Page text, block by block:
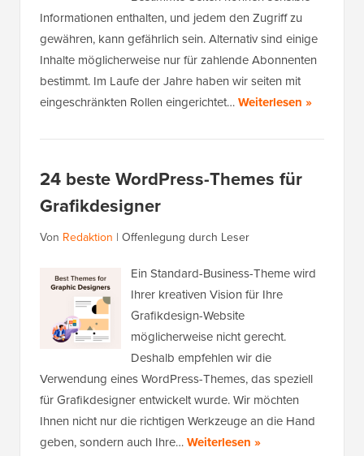
Informationen enthalten, und jedem den Zugriff zu
gewähren, kann gefährlich sein. Alternativ sind einige
Inhalte möglicherweise nur für zahlende Abonnenten
bestimmt. Im Laufe der Jahre haben wir seiten mit
eingeschränkten Rollen eingerichtet…Weiterlesen »
24 beste WordPress-Themes für
Grafikdesigner
Von Redaktion | Offenlegung durch Leser
Ein Standard-Business-Theme wird
Ihrer kreativen Vision für Ihre
Grafikdesign-Website
möglicherweise nicht gerecht.
Deshalb empfehlen wir die
Verwendung eines WordPress-Themes, das speziell
für Grafikdesigner entwickelt wurde. Wir möchten
Ihnen nicht nur die richtigen Werkzeuge an die Hand
geben, sondern auch Ihre…Weiterlesen »